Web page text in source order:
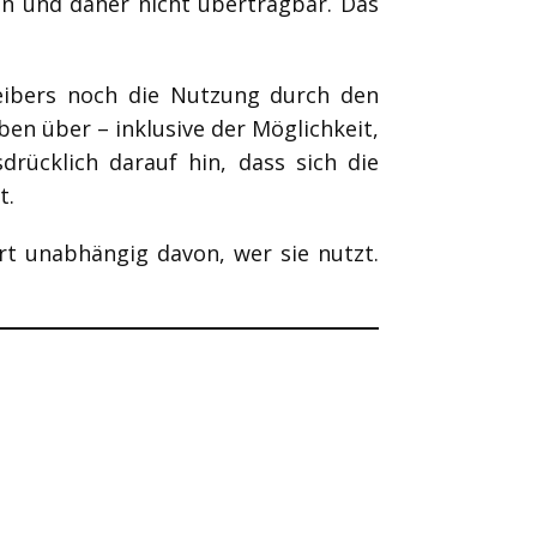
noch die Nutzung durch den
über – inklusive der Möglichkeit,
darauf hin, dass sich die
unabhängig davon, wer sie nutzt.